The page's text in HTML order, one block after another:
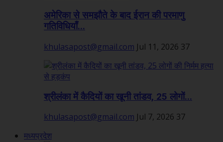
अमेरिका से समझौते के बाद ईरान की परमाणु
गतिविधियाँ...
khulasapost@gmail.com Jul 11, 2026 37
श्रीलंका में कैदियों का खूनी तांडव, 25 लोगों...
khulasapost@gmail.com Jul 7, 2026 37
मध्यप्रदेश